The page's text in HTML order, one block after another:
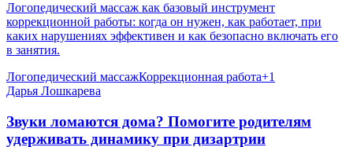
Логопедический массаж как базовый инструмент
коррекционной работы: когда он нужен, как работает, при
каких нарушениях эффективен и как безопасно включать его
в занятия.
Логопедический массажКоррекционная работа+1
Дарья Лошкарева
Звуки ломаются дома? Помогите родителям
удерживать динамику при дизартрии